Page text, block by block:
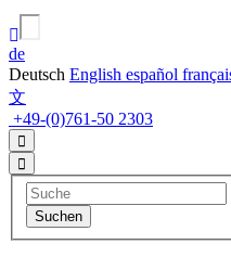
de
Deutsch English español
文
+49-(0)761-50 2303